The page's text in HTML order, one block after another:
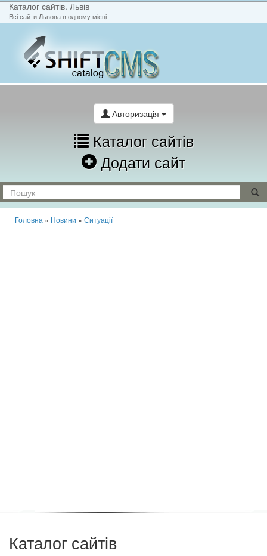
Каталог сайтів. Львів
Всі сайти Львова в одному місці
Авторизація
Каталог сайтів
Додати сайт
Головна » Новини » Ситуації
Каталог сайтів